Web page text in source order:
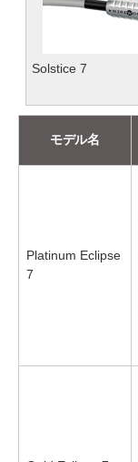
Solstice 7
モデル名
Platinum Eclipse
7